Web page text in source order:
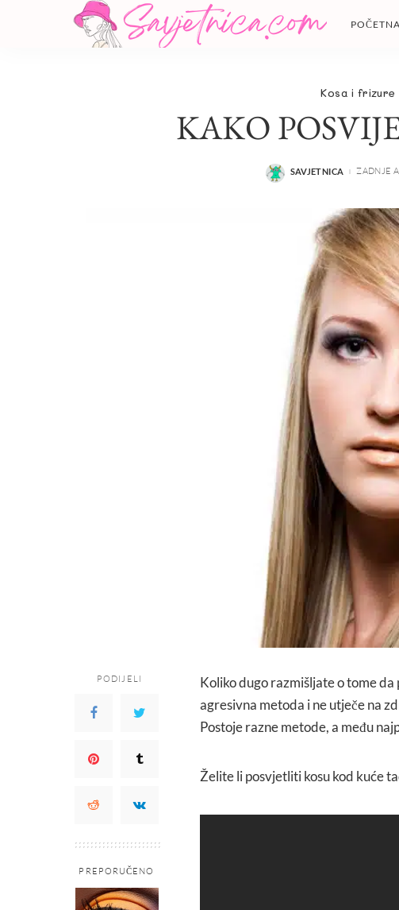
POČETNA
Kosa i frizure
KAKO
POSTED
SAVJETNICA ZADNJE
PODIJELI
PREPORUČENO
Koliko dugo razmišljate o tome
agresivna metoda i ne utječe na
Postoje razne metode, a među
Želite li posvjetliti kosu kod kuće